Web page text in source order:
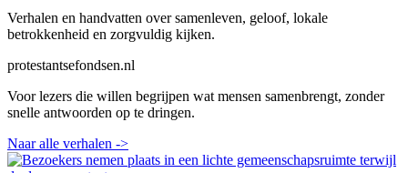
Verhalen en handvatten over samenleven, geloof, lokale
betrokkenheid en zorgvuldig kijken.
protestantsefondsen.nl
Voor lezers die willen begrijpen wat mensen samenbrengt, zonder
snelle antwoorden op te dringen.
Naar alle verhalen ->